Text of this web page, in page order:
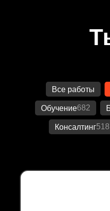
Все работы
Обучение682
Консалтинг518